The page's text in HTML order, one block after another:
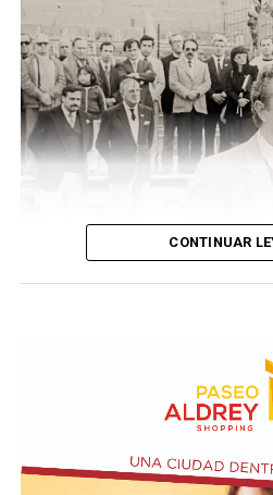
El vendero 13 de agosto se
desaparición física del ex
en la ruta 88, a pocos kilómetros
CONTINUAR